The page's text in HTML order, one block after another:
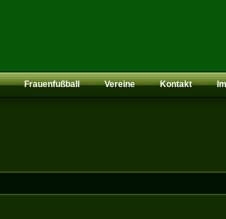
Frauenfußball Vereine Kontakt